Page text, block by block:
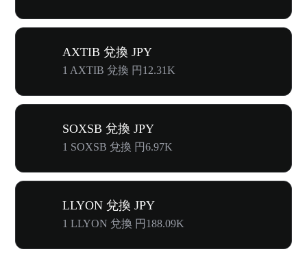
AXTIB 兌換 JPY
1 AXTIB 兌換 円12.31K
SOXSB 兌換 JPY
1 SOXSB 兌換 円6.97K
LLYON 兌換 JPY
1 LLYON 兌換 円188.09K